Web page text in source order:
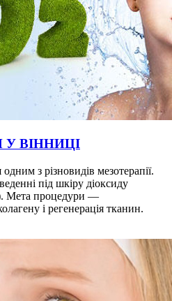
ВІННИЦІ
з різновидів мезотерапії.
під шкіру діоксиду
Мета процедури —
і регенерація тканин.